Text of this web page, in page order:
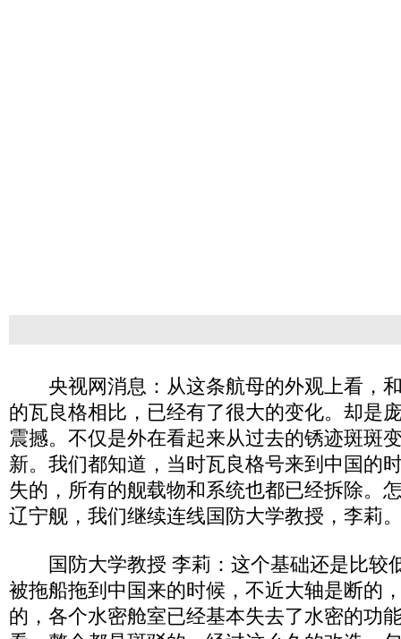
央视网消息：从这条航母的外观上看，
的瓦良格相比，已经有了很大的变化。却是
震撼。不仅是外在看起来从过去的锈迹斑斑
新。我们都知道，当时瓦良格号来到中国的
失的，所有的舰载物和系统也都已经拆除。
辽宁舰，我们继续连线国防大学教授，李莉
国防大学教授 李莉：这个基础还是比较
被拖船拖到中国来的时候，不近大轴是断的
的，各个水密舱室已经基本失去了水密的功